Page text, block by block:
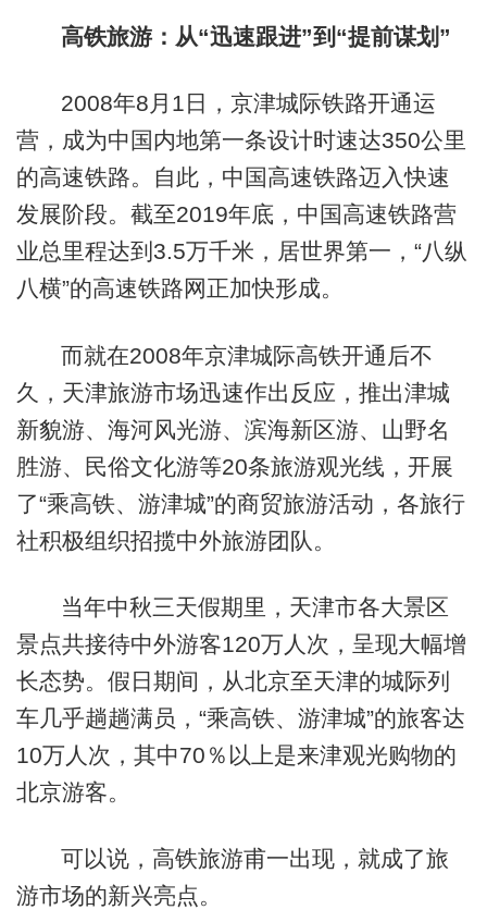
高铁旅游：从“迅速跟进”到“提前谋划”
2008年8月1日，京津城际铁路开通运
营，成为中国内地第一条设计时速达350公里
的高速铁路。自此，中国高速铁路迈入快速
发展阶段。截至2019年底，中国高速铁路营
业总里程达到3.5万千米，居世界第一，“八纵
八横”的高速铁路网正加快形成。
而就在2008年京津城际高铁开通后不
久，天津旅游市场迅速作出反应，推出津城
新貌游、海河风光游、滨海新区游、山野名
胜游、民俗文化游等20条旅游观光线，开展
了“乘高铁、游津城”的商贸旅游活动，各旅行
社积极组织招揽中外旅游团队。
当年中秋三天假期里，天津市各大景区
景点共接待中外游客120万人次，呈现大幅增
长态势。假日期间，从北京至天津的城际列
车几乎趟趟满员，“乘高铁、游津城”的旅客达
10万人次，其中70％以上是来津观光购物的
北京游客。
可以说，高铁旅游甫一出现，就成了旅
游市场的新兴亮点。